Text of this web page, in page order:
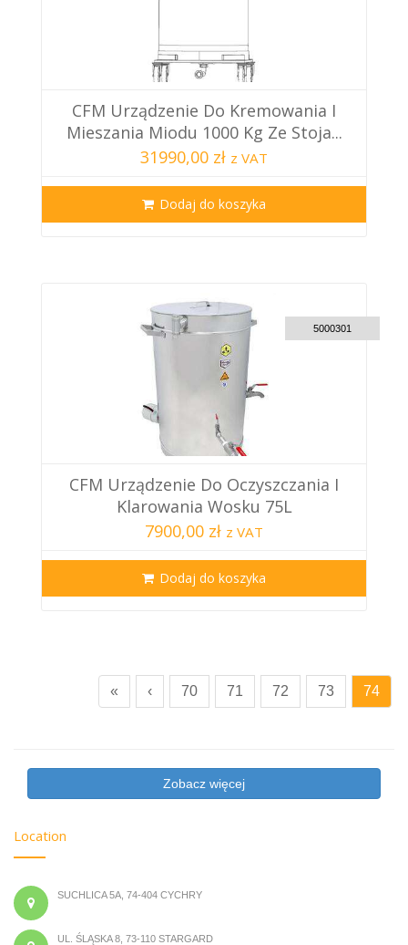
CFM Urządzenie Do Kremowania I
Mieszania Miodu 1000 Kg Ze Stoja...
31990,00 zł z VAT
Dodaj do koszyka
5000301
CFM Urządzenie Do Oczyszczania I
Klarowania Wosku 75L
7900,00 zł z VAT
Dodaj do koszyka
« ‹ 70 71 72 73 74
Zobacz więcej
Location
SUCHLICA 5A, 74-404 CYCHRY
UL. ŚLĄSKA 8, 73-110 STARGARD